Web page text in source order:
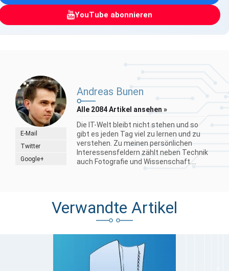
YouTube abonnieren
E-Mail
Twitter
Google+
Andreas Bunen
Alle 2084 Artikel ansehen »
Die IT-Welt bleibt nicht stehen und so
gibt es jeden Tag viel zu lernen und zu
verstehen. Zu meinen persönlichen
Interessensfeldern zählt neben Technik
auch Fotografie und Wissenschaft....
Verwandte Artikel